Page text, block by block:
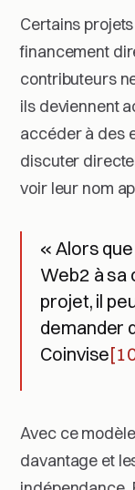
Certains
financement
contributeurs
ils deviennent
accéder à des
discuter
voir leur nom
« Alors
Web2 à sa
projet, il
demander
Coinvise
Avec ce
davantage et